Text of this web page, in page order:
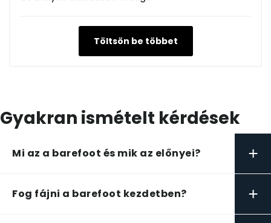
Töltsön be többet
Gyakran ismételt kérdések
Mi az a barefoot és mik az előnyei? +
Fog fájni a barefoot kezdetben? +